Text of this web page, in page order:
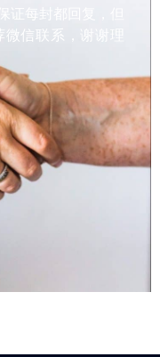
证每封都回复，但
信联系，谢谢理